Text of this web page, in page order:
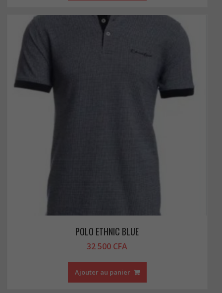
POLO ETHNIC BLUE
32 500 CFA
Ajouter au panier